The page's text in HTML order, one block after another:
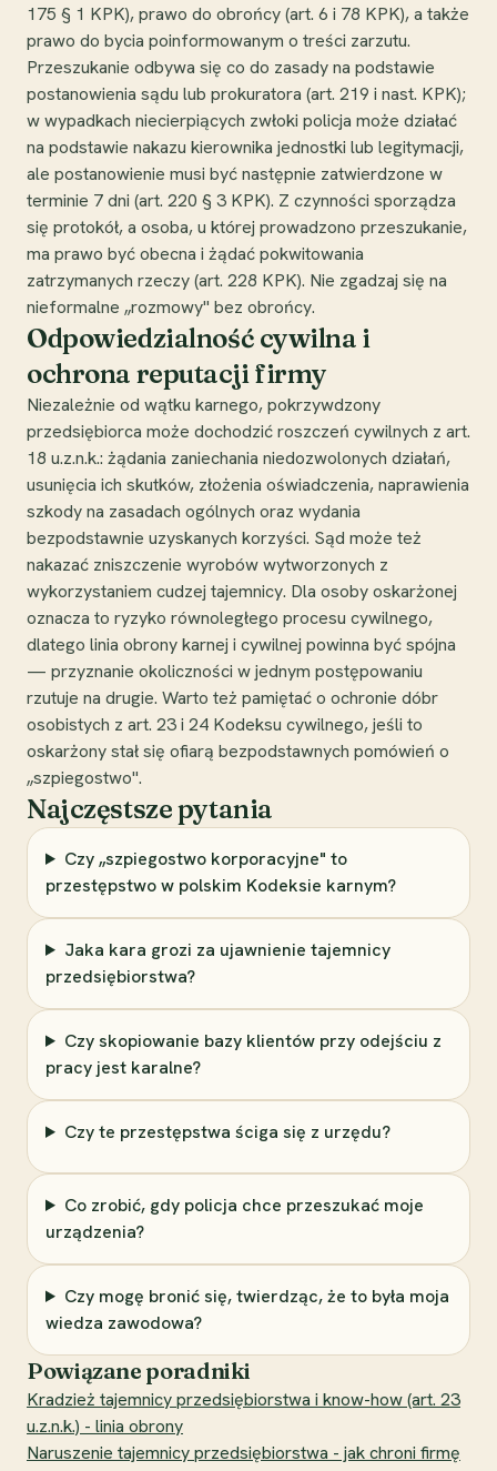
175 § 1 KPK), prawo do obrońcy (art. 6 i 78 KPK), a także
prawo do bycia poinformowanym o treści zarzutu.
Przeszukanie odbywa się co do zasady na podstawie
postanowienia sądu lub prokuratora (art. 219 i nast. KPK);
w wypadkach niecierpiących zwłoki policja może działać
na podstawie nakazu kierownika jednostki lub legitymacji,
ale postanowienie musi być następnie zatwierdzone w
terminie 7 dni (art. 220 § 3 KPK). Z czynności sporządza
się protokół, a osoba, u której prowadzono przeszukanie,
ma prawo być obecna i żądać pokwitowania
zatrzymanych rzeczy (art. 228 KPK). Nie zgadzaj się na
nieformalne „rozmowy" bez obrońcy.
Odpowiedzialność cywilna i
ochrona reputacji firmy
Niezależnie od wątku karnego, pokrzywdzony
przedsiębiorca może dochodzić roszczeń cywilnych z art.
18 u.z.n.k.: żądania zaniechania niedozwolonych działań,
usunięcia ich skutków, złożenia oświadczenia, naprawienia
szkody na zasadach ogólnych oraz wydania
bezpodstawnie uzyskanych korzyści. Sąd może też
nakazać zniszczenie wyrobów wytworzonych z
wykorzystaniem cudzej tajemnicy. Dla osoby oskarżonej
oznacza to ryzyko równoległego procesu cywilnego,
dlatego linia obrony karnej i cywilnej powinna być spójna
— przyznanie okoliczności w jednym postępowaniu
rzutuje na drugie. Warto też pamiętać o ochronie dóbr
osobistych z art. 23 i 24 Kodeksu cywilnego, jeśli to
oskarżony stał się ofiarą bezpodstawnych pomówień o
„szpiegostwo".
Najczęstsze pytania
Czy „szpiegostwo korporacyjne" to
przestępstwo w polskim Kodeksie karnym?
Jaka kara grozi za ujawnienie tajemnicy
przedsiębiorstwa?
Czy skopiowanie bazy klientów przy odejściu z
pracy jest karalne?
Czy te przestępstwa ściga się z urzędu?
Co zrobić, gdy policja chce przeszukać moje
urządzenia?
Czy mogę bronić się, twierdząc, że to była moja
wiedza zawodowa?
Powiązane poradniki
Kradzież tajemnicy przedsiębiorstwa i know-how (art. 23
u.z.n.k.) - linia obrony
Naruszenie tajemnicy przedsiębiorstwa - jak chroni firmę